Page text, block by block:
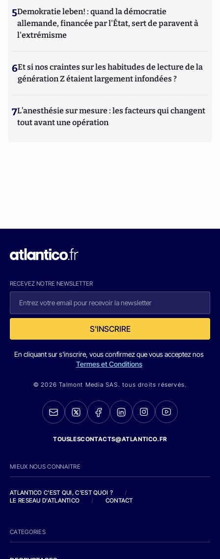
5Demokratie leben! : quand la démocratie
allemande, financée par l'État, sert de paravent à
l'extrémisme
6Et si nos craintes sur les habitudes de lecture de la
génération Z étaient largement infondées ?
7L’anesthésie sur mesure : les facteurs qui changent
tout avant une opération
RECEVEZ NOTRE NEWSLETTER
S'INSCRIRE
En cliquant sur s'inscrire, vous confirmez que vous acceptez nos
Termes et Conditions
© 2026 Talmont Media SAS. tous droits réservés.
TOUSLESCONTACTS@ATLANTICO.FR
MIEUX NOUS CONNAITRE
ATLANTICO C'EST QUI, C'EST QUOI ?
/
LE RESEAU D'ATLANTICO
/ CONTACT
CATEGORIES